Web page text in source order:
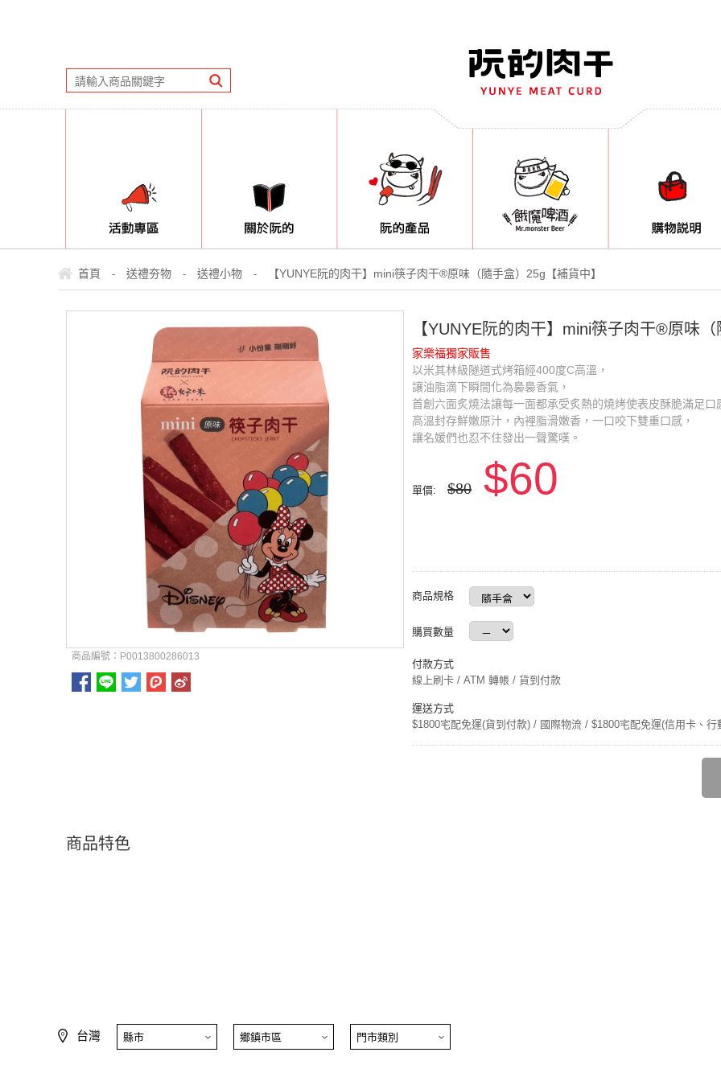
首頁 - 送禮夯物 - 送禮小物 - 【YUNYE阮的肉干】mini筷子肉干®原味（隨手盒）25g【補貨中】
商品編號：P0013800286013
【YUNYE阮的肉干】mini筷子肉干®原味
家樂福獨家販售
以米其林級隧道式烤箱經400度C高溫，
讓油脂滴下瞬間化為裊裊香氣，
首創六面炙燒法讓每一面都承受炙熱的燒烤使表皮酥脆滿足口
高溫封存鮮嫩原汁，內裡脂滑嫩香，一口咬下雙重口感，
讓名媛們也忍不住發出一聲驚嘆。
單價: $80 $60
商品規格
購買數量
付款方式
線上刷卡 / ATM 轉帳 / 貨到付款
運送方式
$1800宅配免運(貨到付款) / 國際物流 / $1800宅配免運(信用卡、
商品特色
台灣